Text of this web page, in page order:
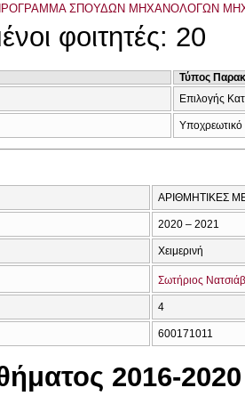
ΣΠΟΥΔΩΝ ΜΗΧΑΝΟΛΟΓΩΝ
φοιτητές: 20
Τύπος
Επιλογής
ΑΡΙΘΜΗΤΙΚΕΣ
2020 – 2021
Χειμερινή
Σωτήριος
4
600171011
2016-2020